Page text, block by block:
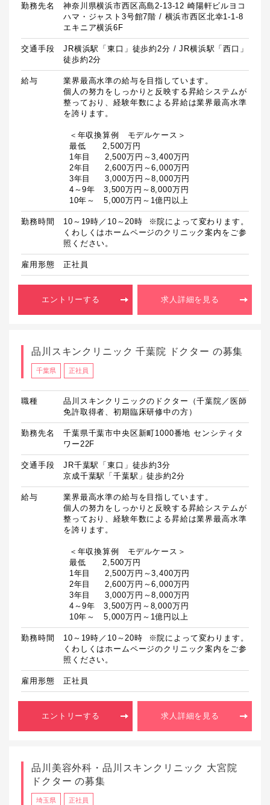
勤務先名
神奈川県横浜市西区高島2-13-12 崎陽軒ビルヨコ
ハマ・ジャスト3号館7階 / 横浜市西区北幸1-1-8
エキニア横浜6F
交通手段
JR横浜駅「東口」徒歩約2分 / JR横浜駅「西口」
徒歩約2分
給与
業界最高水準の給与を目指しています。
個人の努力をしっかりと反映する昇給システムが
整っており、経験年数による昇給は業界最高水準
を誇ります。
  10年～　5,000万円～1億円以上
勤務時間
10～19時／10～20時  ※院によって変わります。
くわしくはホームページのクリニック案内をご参
照ください。
雇用形態 正社員
エントリーする 求人詳細を見る
品川スキンクリニック 千葉院 ドクター の募集
千葉県 正社員
職種
品川スキンクリニックのドクター（千葉院／医師
免許取得者、初期臨床研修中の方）
勤務先名
千葉県千葉市中央区新町1000番地 センシティタ
ワー22F
交通手段
JR千葉駅「東口」徒歩約3分
京成千葉駅「千葉駅」徒歩約2分
給与
業界最高水準の給与を目指しています。
個人の努力をしっかりと反映する昇給システムが
整っており、経験年数による昇給は業界最高水準
を誇ります。
  10年～　5,000万円～1億円以上
勤務時間
10～19時／10～20時  ※院によって変わります。
くわしくはホームページのクリニック案内をご参
照ください。
雇用形態 正社員
エントリーする 求人詳細を見る
品川美容外科・品川スキンクリニック 大宮院
ドクター の募集
埼玉県 正社員